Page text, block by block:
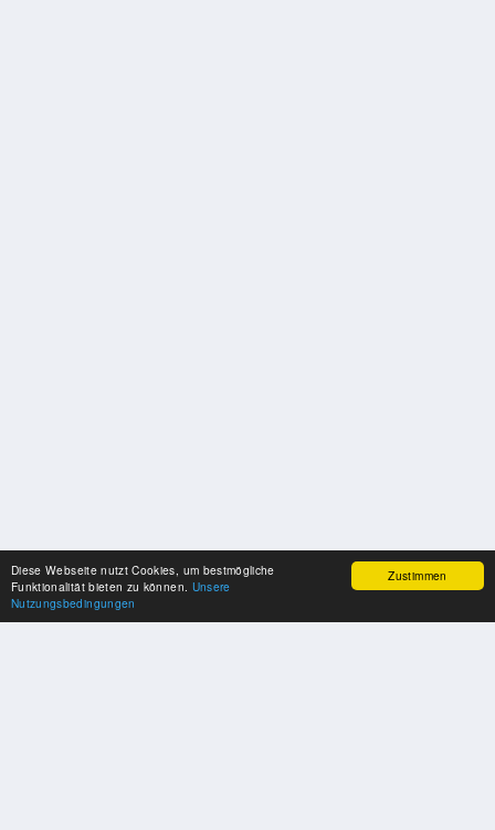
Zustimmen
Diese Webseite nutzt Cookies, um bestmögliche
Funktionalität bieten zu können. Unsere
Nutzungsbedingungen